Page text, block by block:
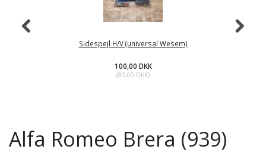
Sidespejl H/V (universal Wesem)
100,00 DKK
(80,00 DKK)
Alfa Romeo Brera (939)